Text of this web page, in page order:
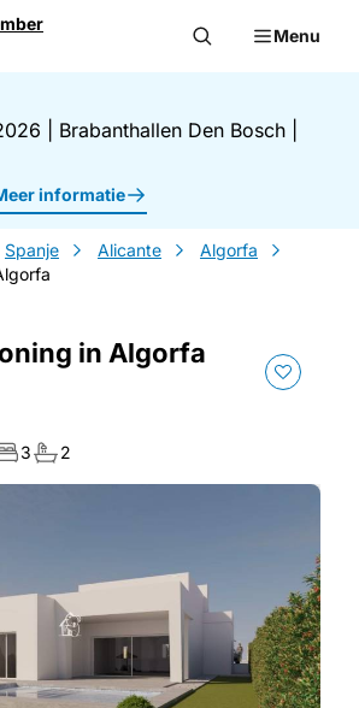
Menu
Brabanthallen Den Bosch
informatie
Spanje Alicante
Algorfa
in Algorfa
3 2